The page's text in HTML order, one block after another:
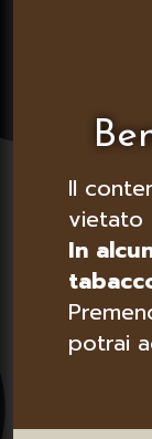
Il
vietato
In
potrai